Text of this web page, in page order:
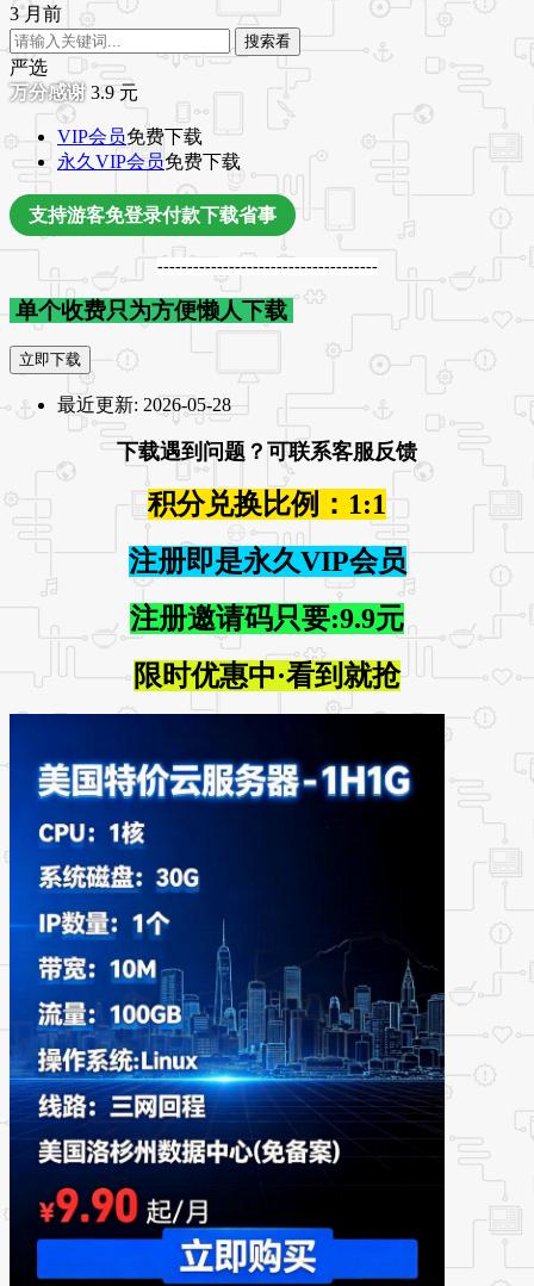
3 月前
搜索看
严选
3.9元
VIP会员免费下载
永久VIP会员免费下载
支持游客免登录付款下载省事
-------------------------------------
单个收费只为方便懒人下载
立即下载
最近更新: 2026-05-28
下载遇到问题？可联系客服反馈
积分兑换比例：1:1
注册即是永久VIP会员
注册邀请码只要:9.9元
限时优惠中·看到就抢